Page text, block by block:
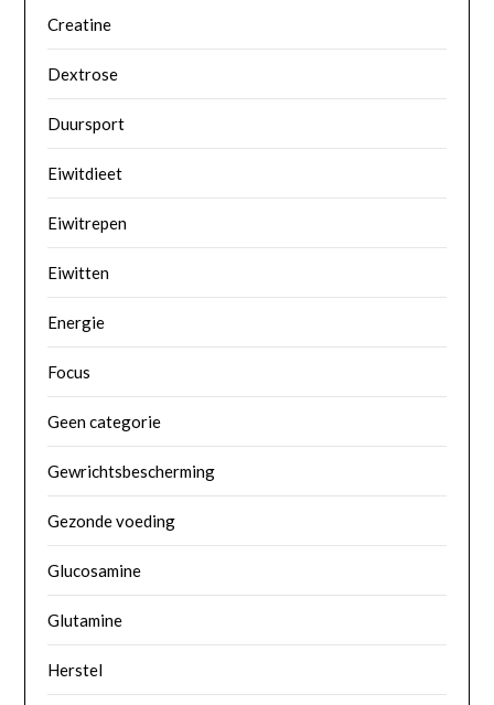
Creatine
Dextrose
Duursport
Eiwitdieet
Eiwitrepen
Eiwitten
Energie
Focus
Geen categorie
Gewrichtsbescherming
Gezonde voeding
Glucosamine
Glutamine
Herstel